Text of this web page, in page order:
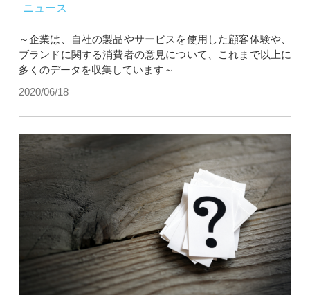
ニュース
～企業は、自社の製品やサービスを使用した顧客体験や、
ブランドに関する消費者の意見について、これまで以上に
多くのデータを収集しています～
2020/06/18